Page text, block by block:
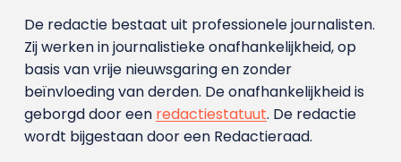
De redactie bestaat uit professionele journalisten.
Zij werken in journalistieke onafhankelijkheid, op
basis van vrije nieuwsgaring en zonder
beïnvloeding van derden. De onafhankelijkheid is
geborgd door een redactiestatuut. De redactie
wordt bijgestaan door een Redactieraad.